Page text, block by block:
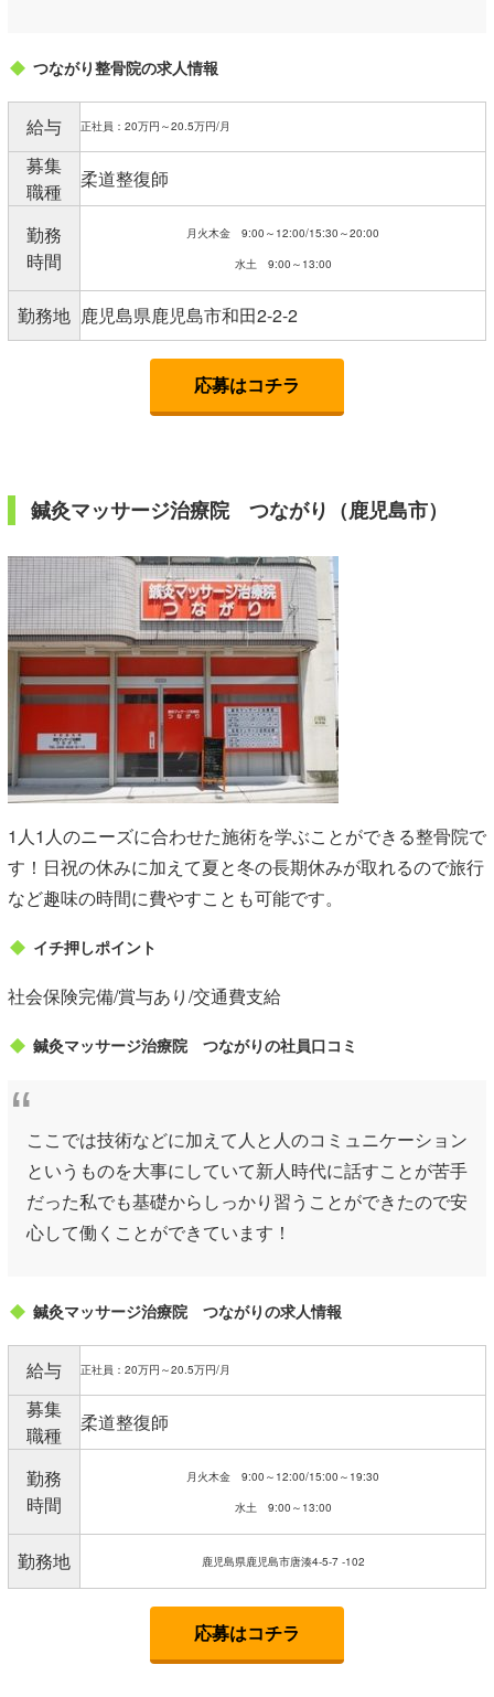
つながり整骨院の求人情報
給与 正社員：20万円～20.5万円/月
募集
職種
柔道整復師
勤務
時間
月火木金 9:00～12:00/15:30～20:00
水土 9:00～13:00
勤務地 鹿児島県鹿児島市和田2-2-2
応募はコチラ
鍼灸マッサージ治療院 つながり（鹿児島市）
1人1人のニーズに合わせた施術を学ぶことができる整骨院で
す！日祝の休みに加えて夏と冬の長期休みが取れるので旅行
など趣味の時間に費やすことも可能です。
イチ押しポイント
社会保険完備/賞与あり/交通費支給
鍼灸マッサージ治療院 つながりの社員口コミ
ここでは技術などに加えて人と人のコミュニケーション
というものを大事にしていて新人時代に話すことが苦手
だった私でも基礎からしっかり習うことができたので安
心して働くことができています！
鍼灸マッサージ治療院 つながりの求人情報
給与 正社員：20万円～20.5万円/月
募集
職種
柔道整復師
勤務
時間
月火木金 9:00～12:00/15:00～19:30
水土 9:00～13:00
勤務地 鹿児島県鹿児島市唐湊4-5-7 -102
応募はコチラ